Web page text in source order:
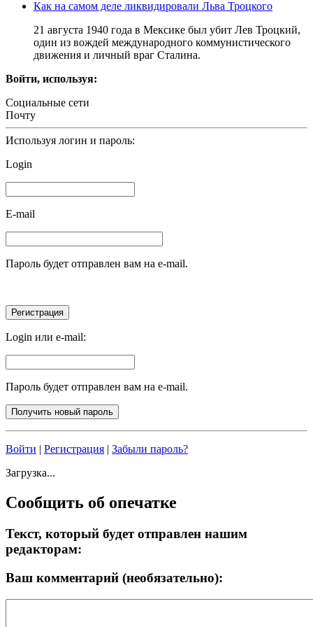
Как на самом деле ликвидировали Льва Троцкого
21 августа 1940 года в Мексике был убит Лев Троцкий,
один из вождей международного коммунистического
движения и личный враг Сталина.
Войти, используя:
Социальные сети
Почту
Используя логин и пароль:
Login
E-mail
Пароль будет отправлен вам на e-mail.
Login или e-mail:
Пароль будет отправлен вам на e-mail.
Войти | Регистрация | Забыли пароль?
Загрузка...
Сообщить об опечатке
Текст, который будет отправлен нашим
редакторам:
Ваш комментарий (необязательно):